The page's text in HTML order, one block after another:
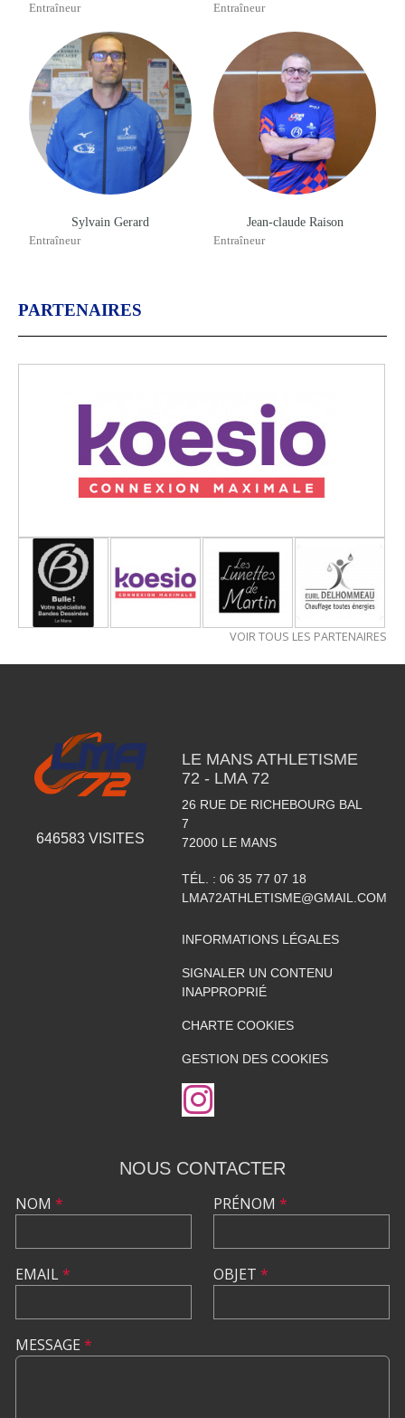
Entraîneur Entraîneur
Sylvain Gerard
Entraîneur
Jean-claude Raison
Entraîneur
PARTENAIRES
VOIR TOUS LES PARTENAIRES
646583 VISITES
LE MANS ATHLETISME
72 - LMA 72
26 RUE DE RICHEBOURG BAL
7
72000 LE MANS
TÉL. : 06 35 77 07 18
LMA72ATHLETISME@GMAIL.COM
INFORMATIONS LÉGALES
SIGNALER UN CONTENU
INAPPROPRIÉ
CHARTE COOKIES
GESTION DES COOKIES
NOUS CONTACTER
NOM *
EMAIL*
PRÉNOM *
OBJET *
MESSAGE *